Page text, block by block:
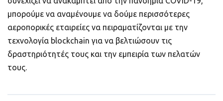
μπορούμε να αναμένουμε να δούμε περισσότερες
αεροπορικές εταιρείες να πειραματίζονται με την
τεχνολογία blockchain για να βελτιώσουν τις
δραστηριότητές τους και την εμπειρία των πελατών
τους.